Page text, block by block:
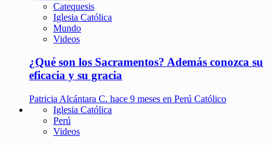
Catequesis
Iglesia Católica
Mundo
Videos
¿Qué son los Sacramentos? Además conozca su
eficacia y su gracia
Patricia Alcántara C. hace 9 meses en Perú Católico
Iglesia Católica
Perú
Videos